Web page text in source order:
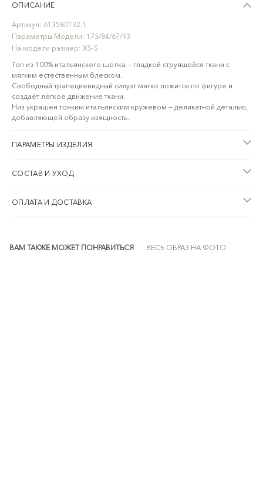
ОПИСАНИЕ
Артикул: 613580132.1
Параметры Модели: 173/84/67/93
На модели размер: XS-S
Топ из 100% итальянского шёлка — гладкой струящейся ткани с
мягким естественным блеском.
Свободный трапециевидный силуэт мягко ложится по фигуре и
создаёт лёгкое движение ткани.
Низ украшен тонким итальянским кружевом — деликатной деталью,
добавляющей образу изящность.
ПАРАМЕТРЫ ИЗДЕЛИЯ
СОСТАВ И УХОД
ОПЛАТА И ДОСТАВКА
ВАМ ТАКЖЕ МОЖЕТ ПОНРАВИТЬСЯ ВЕСЬ ОБРАЗ НА ФОТО